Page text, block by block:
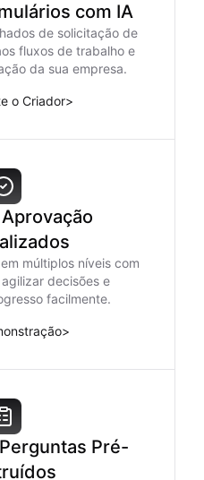
com IA
de solicitação de
fluxos de trabalho e
da sua empresa.
o Criador>
múltiplos níveis com
decisões e
facilmente.
>
Pré-